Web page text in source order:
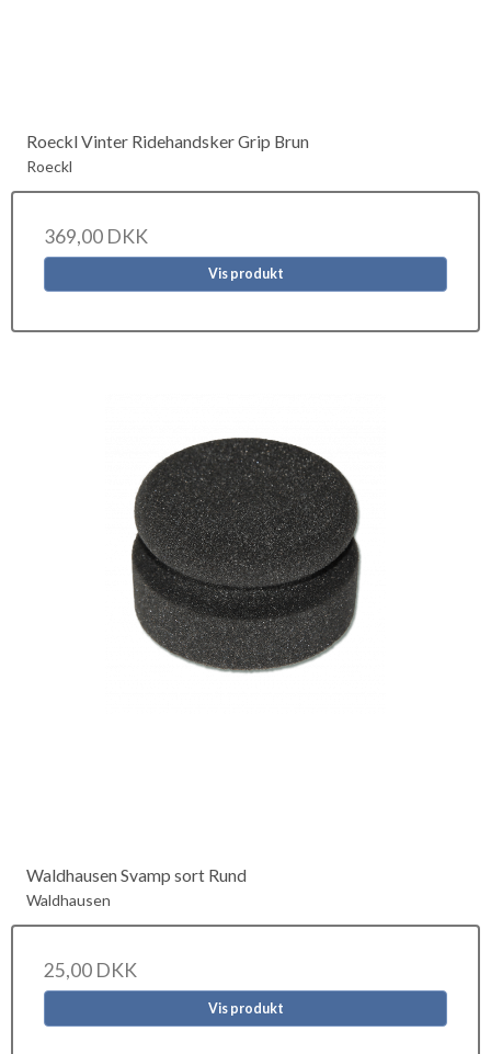
Roeckl Vinter Ridehandsker Grip Brun
Roeckl
369,00 DKK
Vis produkt
Waldhausen Svamp sort Rund
Waldhausen
25,00 DKK
Vis produkt